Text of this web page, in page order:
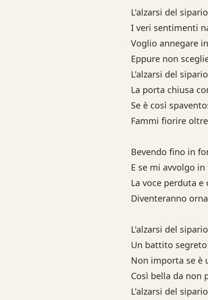
L'alzarsi del
I veri sentimenti
Voglio annegare
Eppure non
L'alzarsi del
La porta chiusa
Se è così
Fammi fiorire
Bevendo fino in
E se mi avvolgo
La voce perduta
Diventeranno
L'alzarsi del
Un battito
Non importa se è
Così bella da non
L'alzarsi del